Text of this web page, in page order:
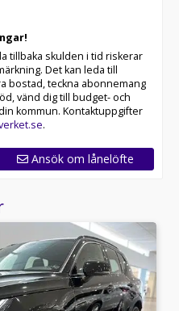
tillbaka skulden i tid riskerar
Det kan leda till
bostad, teckna abonnemang
vänd dig till budget- och
kommun. Kontaktuppgifter
.
Ansök om lånelöfte